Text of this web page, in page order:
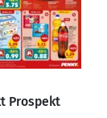
Prospekt